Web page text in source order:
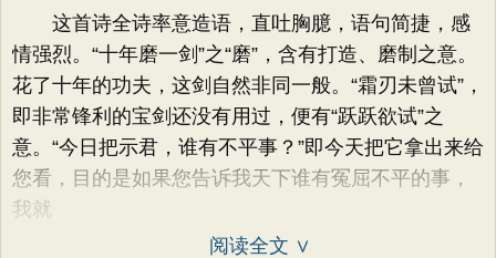
这首诗全诗率意造语，直吐胸臆，语句简捷，感
情强烈。“十年磨一剑”之“磨”，含有打造、磨制之意。
花了十年的功夫，这剑自然非同一般。“霜刃未曾试”，
即非常锋利的宝剑还没有用过，便有“跃跃欲试”之
意。“今日把示君，谁有不平事？”即今天把它拿出来给
您看，目的是如果您告诉我天下谁有冤屈不平的事，
我就
阅读全文 ∨